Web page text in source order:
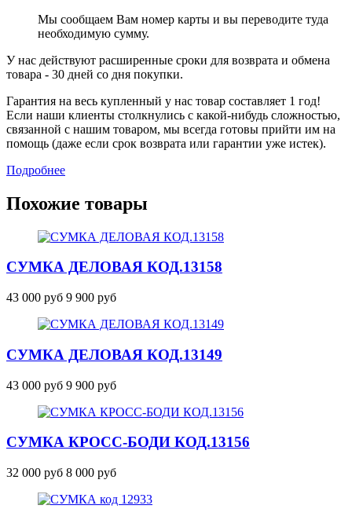
Мы сообщаем Вам номер карты и вы переводите туда
необходимую сумму.
У нас действуют расширенные сроки для возврата и обмена
товара - 30 дней со дня покупки.
Гарантия на весь купленный у нас товар составляет 1 год!
Если наши клиенты столкнулись с какой-нибудь сложностью,
связанной с нашим товаром, мы всегда готовы прийти им на
помощь (даже если срок возврата или гарантии уже истек).
Подробнее
Похожие товары
СУМКА ДЕЛОВАЯ КОД.13158
43 000 руб 9 900 руб
СУМКА ДЕЛОВАЯ КОД.13149
43 000 руб 9 900 руб
СУМКА КРОСС-БОДИ КОД.13156
32 000 руб 8 000 руб